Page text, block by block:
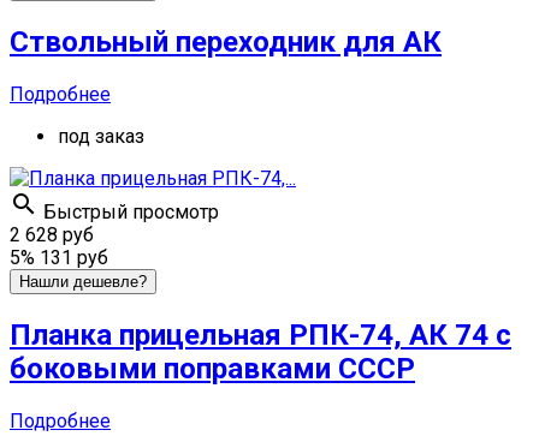
Ствольный переходник для АК
Подробнее
под заказ
 Быстрый просмотр
2 628 руб
5% 131 руб
Нашли дешевле?
Планка прицельная РПК-74, АК 74 с
боковыми поправками СССР
Подробнее